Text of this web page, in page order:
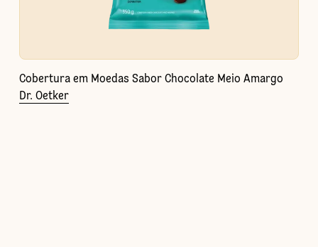
Cobertura em Moedas Sabor Chocolate Meio Amargo
Dr. Oetker